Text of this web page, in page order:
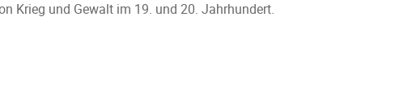
Krieg und Gewalt im 19. und 20. Jahrhundert.